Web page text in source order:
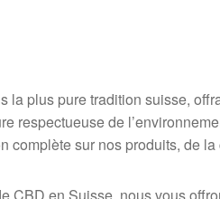
la plus pure tradition suisse,
respectueuse de
complète sur nos produits, de
CBD en Suisse, nous vous